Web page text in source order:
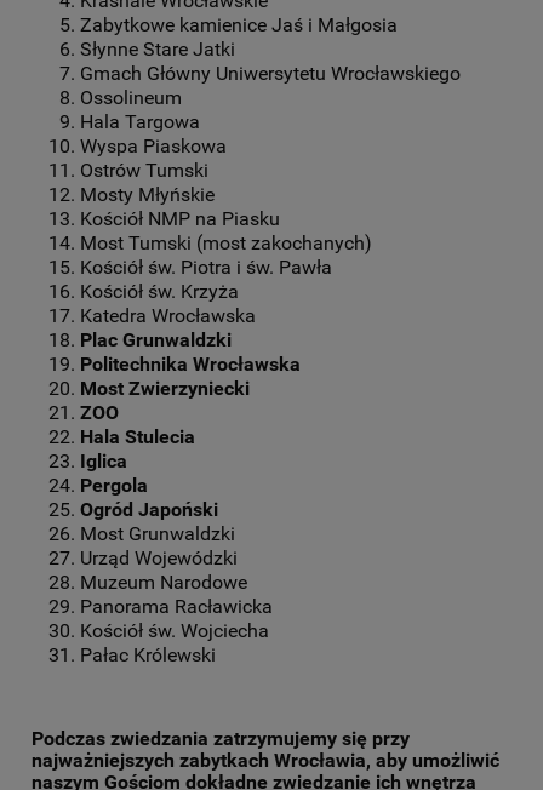
Zabytkowe kamienice Jaś i Małgosia
Słynne Stare Jatki
Gmach Główny Uniwersytetu Wrocławskiego
Ossolineum
Hala Targowa
Wyspa Piaskowa
Ostrów Tumski
Mosty Młyńskie
Kościół NMP na Piasku
Most Tumski (most zakochanych)
Kościół św. Piotra i św. Pawła
Kościół św. Krzyża
Katedra Wrocławska
Plac Grunwaldzki
Politechnika Wrocławska
Most Zwierzyniecki
ZOO
Hala Stulecia
Iglica
Pergola
Ogród Japoński
Most Grunwaldzki
Urząd Wojewódzki
Muzeum Narodowe
Panorama Racławicka
Kościół św. Wojciecha
Pałac Królewski
Podczas zwiedzania zatrzymujemy się przy
najważniejszych zabytkach Wrocławia, aby umożliwić
naszym Gościom dokładne zwiedzanie ich wnętrza